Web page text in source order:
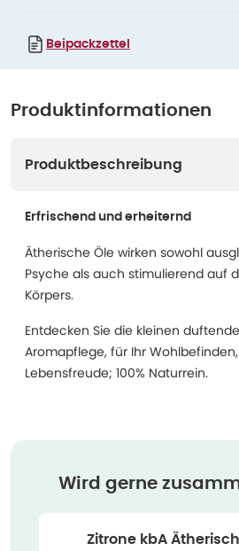
Beipackzettel
Produktinformationen
Produktbeschreibung
Erfrischend und erheiternd
Ätherische Öle wirken sowohl
Psyche als auch stimulierend auf
Körpers.
Entdecken Sie die kleinen
Aromapflege, für Ihr
Lebensfreude; 100% Naturrein.
Wird gerne
Zitrone kbA